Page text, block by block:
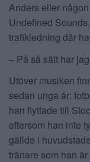
Anders eller
Undefined
trafikledning där
– På så sätt har
Utöver musiken
sedan unga år:
han flyttade till
eftersom han inte
gällde i
tränare som han